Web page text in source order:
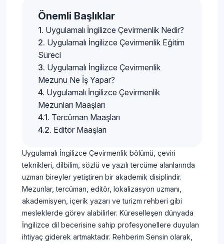
Önemli Başlıklar
Uygulamalı İngilizce Çevirmenlik Nedir?
Uygulamalı İngilizce Çevirmenlik Eğitim
Süreci
Uygulamalı İngilizce Çevirmenlik
Mezunu Ne İş Yapar?
Uygulamalı İngilizce Çevirmenlik
Mezunları Maaşları
Tercüman Maaşları
Editör Maaşları
Uygulamalı İngilizce Çevirmenlik bölümü, çeviri
teknikleri, dilbilim, sözlü ve yazılı tercüme alanlarında
uzman bireyler yetiştiren bir akademik disiplindir.
Mezunlar, tercüman, editör, lokalizasyon uzmanı,
akademisyen, içerik yazarı ve turizm rehberi gibi
mesleklerde görev alabilirler. Küreselleşen dünyada
İngilizce dil becerisine sahip profesyonellere duyulan
ihtiyaç giderek artmaktadır. Rehberim Sensin olarak,